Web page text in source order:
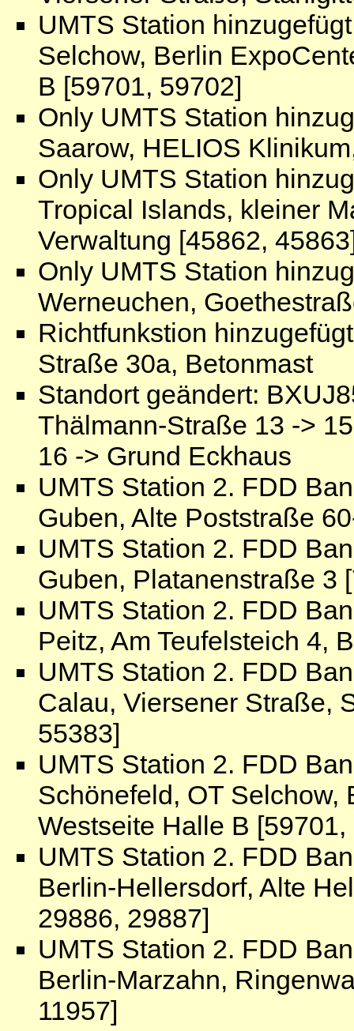
UMTS Station
Selchow, Berlin
B [59701, 59702]
Only UMTS Station
Saarow, HELIOS
Only UMTS Station
Tropical Islands, kleiner
Verwaltung [45862,
Only UMTS Station
Werneuchen,
Richtfunkstion
Straße 30a, Betonmast
Standort geändert:
Thälmann-Straße 13 ->
16 -> Grund Eckhaus
UMTS Station 2. FDD
Guben, Alte Poststraße
UMTS Station 2. FDD
Guben, Platanenstraße 3
UMTS Station 2. FDD
Peitz, Am Teufelsteich 4,
UMTS Station 2. FDD
Calau, Viersener Straße,
55383]
UMTS Station 2. FDD
Schönefeld, OT Selchow,
Westseite Halle B [59701,
UMTS Station 2. FDD
Berlin-Hellersdorf, Alte
29886, 29887]
UMTS Station 2. FDD
Berlin-Marzahn,
11957]